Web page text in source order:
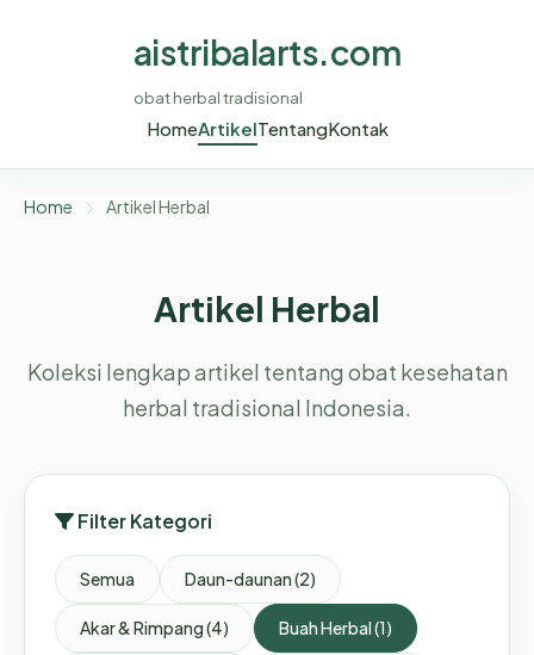
aistribalarts.com
obat herbal tradisional
HomeArtikelTentangKontak
Home Artikel Herbal
Artikel Herbal
Koleksi lengkap artikel tentang obat kesehatan
herbal tradisional Indonesia.
Filter Kategori
Semua Daun-daunan (2)
Akar & Rimpang (4) Buah Herbal (1)